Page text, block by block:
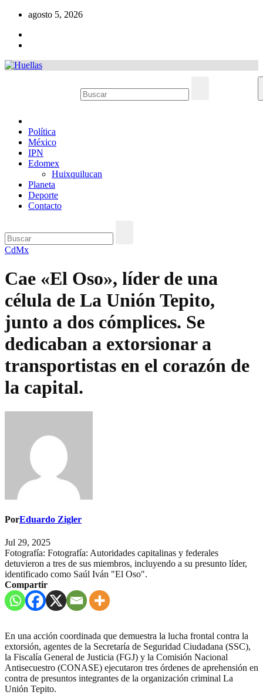
contenido
agosto 5, 2026
Política
México
IPN
Edomex
Huixquilucan
Planeta
Deporte
Contacto
CdMx
Cae «El Oso», líder de una
célula de La Unión Tepito,
junto a dos cómplices. Se
dedicaban a extorsionar a
transportistas en el corazón de
la capital.
PorEduardo Zigler
Jul 29, 2025
Fotografía: Fotografía: Autoridades capitalinas y federales
detuvieron a tres de sus miembros, incluyendo a su presunto líder,
identificado como Saúl Iván "El Oso".
Compartir
En una acción coordinada que demuestra la lucha frontal contra la
extorsión, agentes de la Secretaría de Seguridad Ciudadana (SSC),
la Fiscalía General de Justicia (FGJ) y la Comisión Nacional
Antisecuestro (CONASE) ejecutaron tres órdenes de aprehensión en
contra de presuntos integrantes de la organización criminal La
Unión Tepito.